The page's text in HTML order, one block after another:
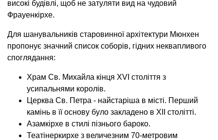
високі будівлі, щоб не затуляти вид на чудовий
Фрауенкірхе.
Для шанувальників старовинної архітектури Мюнхен
пропонує значний список соборів, гідних неквапливого
споглядання:
Храм Св. Михайла кінця XVI століття з
усипальнями королів.
Церква Св. Петра - найстаріша в місті. Перший
камінь в її основу було закладено в XII столітті.
Азамкірхе в стилі пізнього бароко.
Театінеркирхе з величезним 70-метровим